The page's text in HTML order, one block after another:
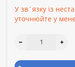
У зв`язку із
уточнюйте у